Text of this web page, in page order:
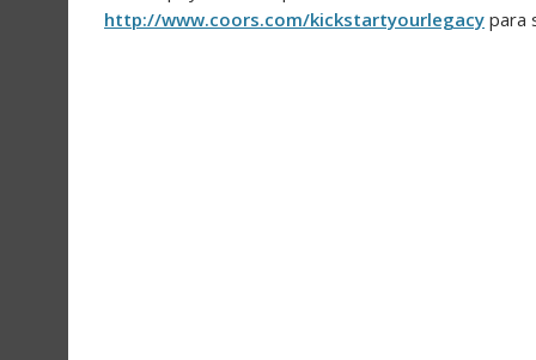
http://www.coors.com/kickstartyourlegacy para